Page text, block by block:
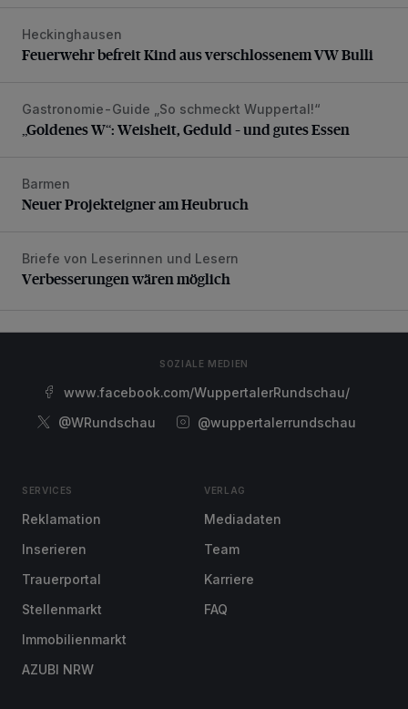
Feuerwehr befreit Kind aus verschlossenem VW Bulli
Heckinghausen
Feuerwehr befreit Kind aus verschlossenem VW Bulli
„Goldenes W“: Weisheit, Geduld – und gutes Essen
Gastronomie-Guide „So schmeckt Wuppertal!“
„Goldenes W“: Weisheit, Geduld – und gutes Essen
Neuer Projekteigner am Heubruch
Barmen
Neuer Projekteigner am Heubruch
Verbesserungen wären möglich
Briefe von Leserinnen und Lesern
Verbesserungen wären möglich
SOZIALE MEDIEN
www.facebook.com/WuppertalerRundschau/
@WRundschau
@wuppertalerrundschau
SERVICES
Reklamation
Inserieren
Trauerportal
Stellenmarkt
Immobilienmarkt
AZUBI NRW
VERLAG
Mediadaten
Team
Karriere
FAQ